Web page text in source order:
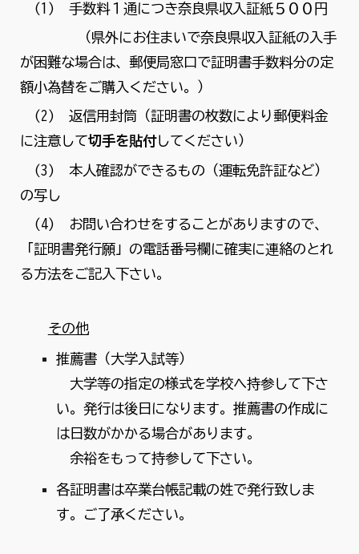
(1) 手数料１通につき奈良県収入証紙５００円
（県外にお住まいで奈良県収入証紙の入手
が困難な場合は、郵便局窓口で証明書手数料分の定
額小為替をご購入ください。）
(2) 返信用封筒（証明書の枚数により郵便料金
に注意して切手を貼付してください）
(3) 本人確認ができるもの（運転免許証など）
の写し
(4) お問い合わせをすることがありますので、
「証明書発行願」の電話番号欄に確実に連絡のとれ
る方法をご記入下さい。
その他
推薦書（大学入試等）
大学等の指定の様式を学校へ持参して下さ
い。発行は後日になります。推薦書の作成に
は日数がかかる場合があります。
余裕をもって持参して下さい。
各証明書は卒業台帳記載の姓で発行致しま
す。ご了承ください。